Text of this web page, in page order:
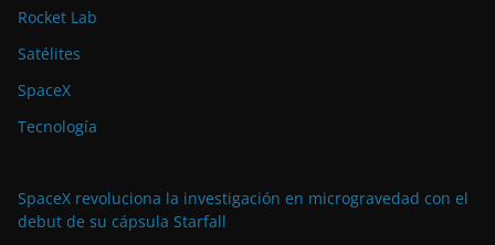
Rocket Lab
Satélites
SpaceX
Tecnología
SpaceX revoluciona la investigación en microgravedad con el
debut de su cápsula Starfall